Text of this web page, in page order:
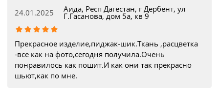
24.01.2025 Аида, Респ Дагестан, г Дербент, ул
Г.Гасанова, дом 5а, кв 9
Прекрасное изделие,пиджак-шик.Ткань ,расцветка
-все как на фото,сегодня получила.Очень
понравилось как пошит.И как они так прекрасно
шьют,как по мне.